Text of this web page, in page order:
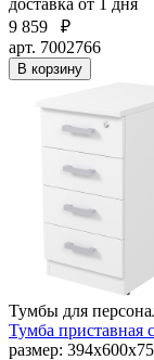
9 859
₽
арт. 7002766
В корзину
Тумбы для
Тумба приставная
размер: